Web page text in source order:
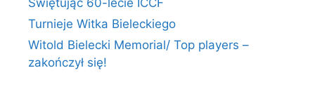
Turnieje Witka Bieleckiego
Witold Bielecki Memorial/ Top players –
zakończył się!